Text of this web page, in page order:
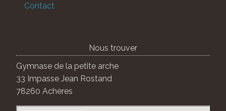
Contact
Nous trouver
Gymnase de la petite arche
33 Impasse Jean Rostand
78260 Achères